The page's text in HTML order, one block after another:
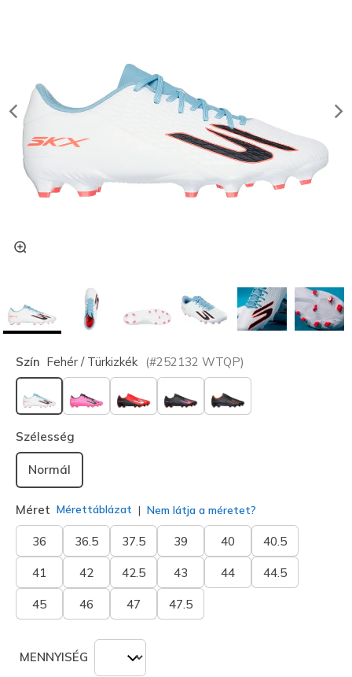
Szín Fehér / Türkizkék (#252132 WTQP)
kiválasztva
Szélesség
Normál
Méret Mérettáblázat Nem látja a méretet?
36 36.5 37.5 39 40 40.5
41 42 42.5 43 44 44.5
45 46 47 47.5
MENNYISÉG